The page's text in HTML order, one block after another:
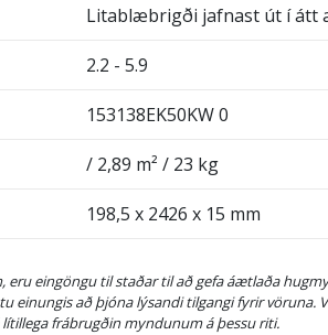
Litablæbrigði jafnast út í átt
2.2 - 5.9
153138EK50KW 0
/ 2,89 m² / 23 kg
198,5 x 2426 x 15 mm
eingöngu til staðar til að gefa áætlaða
að þjóna lýsandi tilgangi fyrir
frábrugðin myndunum á þessu riti.